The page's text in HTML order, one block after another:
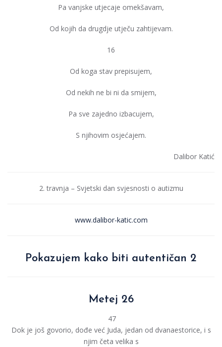
Pa vanjske utjecaje omekšavam,
Od kojih da drugdje utječu zahtijevam.
16
Od koga stav prepisujem,
Od nekih ne bi ni da smijem,
Pa sve zajedno izbacujem,
S njihovim osjećajem.
Dalibor Katić
2. travnja – Svjetski dan svjesnosti o autizmu
www.dalibor-katic.com
Pokazujem kako biti autentičan 2
Metej 26
47
Dok je još govorio, dođe već Juda, jedan od dvanaestorice, i s
njim četa velika s